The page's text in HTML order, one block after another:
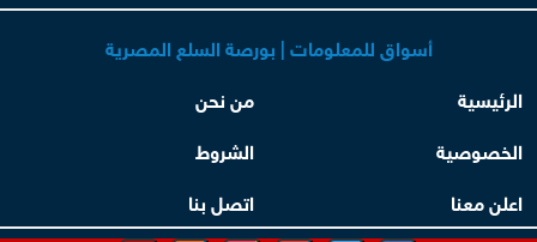
أسواق للمعلومات | بورصة السلع المصرية
الرئيسية
من نحن
الخصوصية
الشروط
اعلن معنا
اتصل بنا